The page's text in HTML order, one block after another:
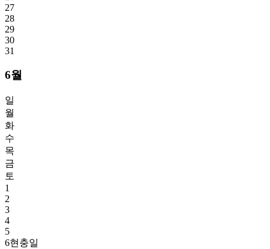
27
28
29
30
31
6월
일
월
화
수
목
금
토
1
2
3
4
5
6현충일